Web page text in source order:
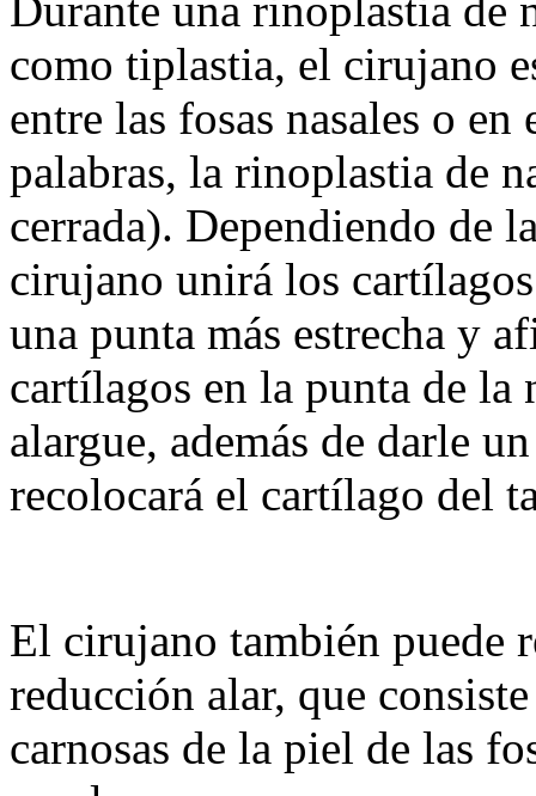
Durante una rinoplastia de
como tiplastia, el cirujano
entre las fosas nasales o
palabras, la rinoplastia de
cerrada). Dependiendo de
cirujano unirá los
una punta más estrecha y
cartílagos en la punta de la
alargue, además de darle
recolocará el cartílago del
El cirujano también puede
reducción alar, que
carnosas de la piel de las